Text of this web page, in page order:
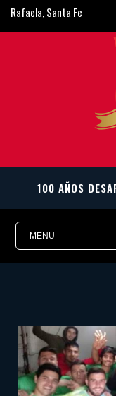
Rafaela, Santa Fe
ligarafaelina@gmail.com